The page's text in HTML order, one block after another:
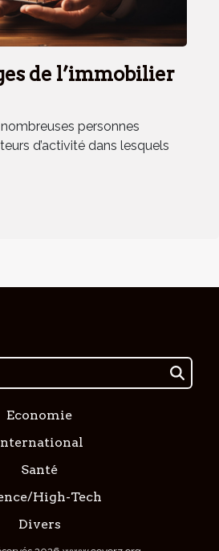
de l’immobilier
personnes
d’activité dans lesquels
Economie
Santé
High-Tech
Divers